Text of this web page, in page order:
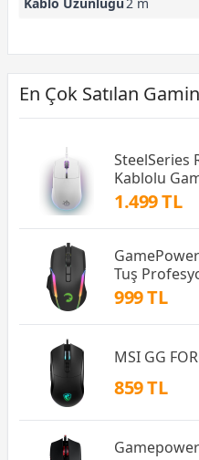
En Çok Satılan
SteelSeries
Kablolu
1.499 TL
Tuş
999 TL
MSI GG
859 TL